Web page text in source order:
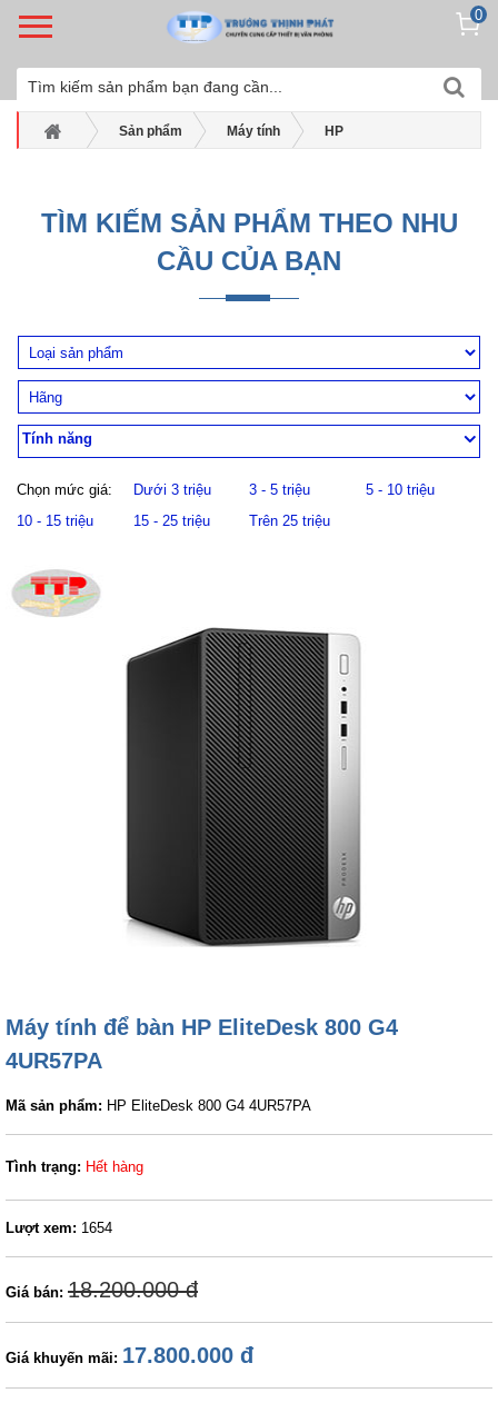
0
Sản phẩm Máy tính HP
Máy tính để bàn HP EliteDesk 800 G4 4UR57PA
TÌM KIẾM SẢN PHẨM THEO NHU
CẦU CỦA BẠN
Tính năng
Chọn mức giá: Dưới 3 triệu 3 - 5 triệu
5 - 10 triệu
10 - 15 triệu
15 - 25 triệu Trên 25 triệu
Máy tính để bàn HP EliteDesk 800 G4
4UR57PA
Mã sản phẩm: HP EliteDesk 800 G4 4UR57PA
Tình trạng: Hết hàng
Lượt xem: 1654
Giá bán: 18.200.000 đ
Giá khuyến mãi: 17.800.000 đ